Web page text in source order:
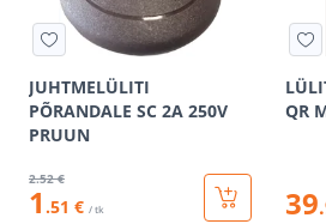
JUHTMELÜLITI
PÕRANDALE SC 2A 250V
PRUUN
2.52 €
1 .51 € / tk
QR
39